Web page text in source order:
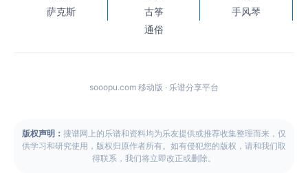
萨克斯
古筝
手风琴
通俗
sooopu.com 移动版 · 乐谱分享平台
版权声明： 搜谱网上的乐谱和资料均为乐友提供或推荐收集整理而来，仅
供学习和研究使用，版权归原作者所有。如有侵犯您的版权，请和我们取
得联系，我们将立即改正或删除。